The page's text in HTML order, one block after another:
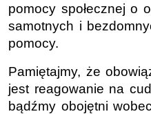
pomocy społecznej o
samotnych i
pomocy.
Pamiętajmy, że
jest reagowanie na
bądźmy obojętni